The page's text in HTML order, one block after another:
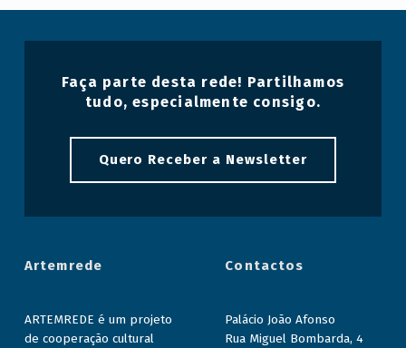
Faça parte desta rede! Partilhamos
tudo, especialmente consigo.
Quero Receber a Newsletter
Artemrede
ARTEMREDE é um projeto
de cooperação cultural
Contactos
Palácio João Afonso
Rua Miguel Bombarda, 4